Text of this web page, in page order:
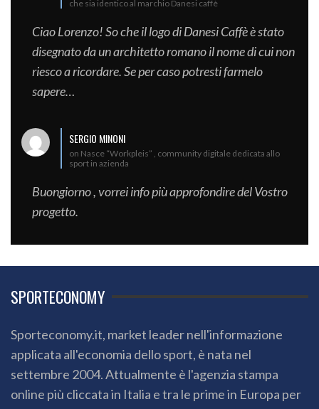
che sia identico al marchio Danesi caffè
Ciao Lorenzo! So che il logo di Danesi Caffè è stato
disegnato da un architetto romano il nome di cui non
riesco a ricordare. Se per caso potresti farmelo
sapere…
SERGIO MINONI
on Nasce “Workpleis” , community digitale dedicata allo
sport in azienda
Buongiorno , vorrei info più approfondire del Vostro
progetto.
SPORTECONOMY
Sporteconomy.it, market leader nell'informazione
applicata all'economia dello sport, è nata nel
settembre 2004. Attualmente è l'agenzia stampa
online più cliccata in Italia e tra le prime in Europa per